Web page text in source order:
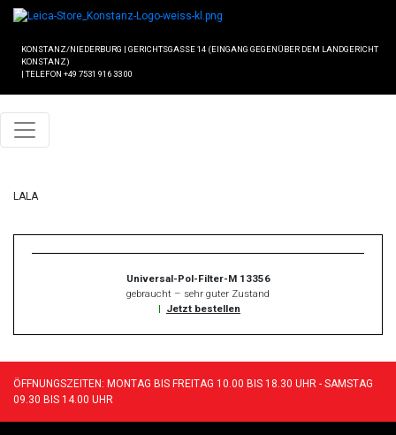
KONSTANZ/NIEDERBURG | GERICHTSGASSE 14 (EINGANG GEGENÜBER DEM LANDGERICHT
KONSTANZ)
| TELEFON +49 7531 916 33 00
LALA
Universal-Pol-Filter-M 13356
gebraucht – sehr guter Zustand
| Jetzt bestellen
ÖFFNUNGSZEITEN: MONTAG BIS FREITAG 10.00 BIS 18.30 UHR - SAMSTAG
09.30 BIS 14.00 UHR